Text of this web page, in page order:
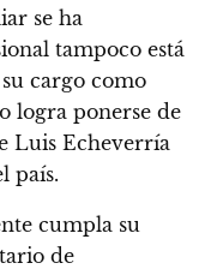
se ha
tampoco está
cargo como
logra ponerse de
Luis Echeverría
país.
cumpla su
de